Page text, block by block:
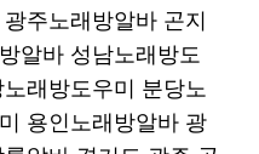
주노래방알바 곤지
알바 성남노래방도
래방도우미 분당노
용인노래방알바 광